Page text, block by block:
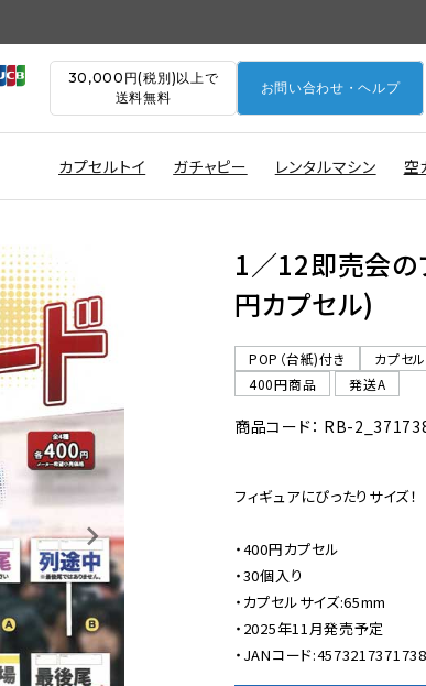
30,000円(税別)以上で
送料無料
お問い合わせ・ヘルプ
カプセルトイ ガチャピー レンタルマシン 空
1／12即売会の
円カプセル)
POP（台紙)付き
カプセ
400円商品
発送A
商品コード： RB-
フィギュアにぴったりサイズ！
・400円カプセル
・30個入り
・カプセルサイズ:65mm
・2025年11月発売予定
・JANコード:4573217371738